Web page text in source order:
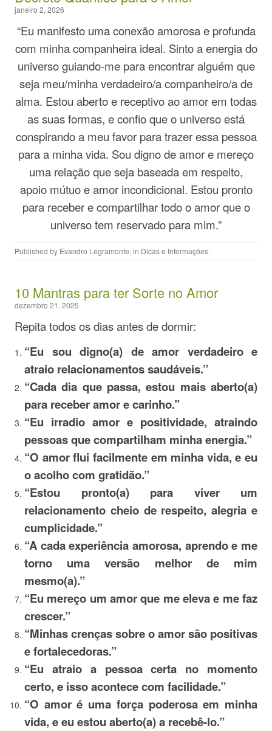
janeiro 2, 2026
“Eu manifesto uma conexão amorosa e profunda
com minha companheira ideal. Sinto a energia do
universo guiando-me para encontrar alguém que
seja meu/minha verdadeiro/a companheiro/a de
alma. Estou aberto e receptivo ao amor em todas
as suas formas, e confio que o universo está
conspirando a meu favor para trazer essa pessoa
para a minha vida. Sou digno de amor e mereço
uma relação que seja baseada em respeito,
apoio mútuo e amor incondicional. Estou pronto
para receber e compartilhar todo o amor que o
universo tem reservado para mim.”
Published by Evandro Legramonte, in Dicas e Informações.
10 Mantras para ter Sorte no Amor
dezembro 21, 2025
Repita todos os dias antes de dormir:
“Eu sou digno(a) de amor verdadeiro e
atraio relacionamentos saudáveis.”
“Cada dia que passa, estou mais aberto(a)
para receber amor e carinho.”
“Eu irradio amor e positividade, atraindo
pessoas que compartilham minha energia.”
“O amor flui facilmente em minha vida, e eu
o acolho com gratidão.”
“Estou pronto(a) para viver um
relacionamento cheio de respeito, alegria e
cumplicidade.”
“A cada experiência amorosa, aprendo e me
torno uma versão melhor de mim
mesmo(a).”
“Eu mereço um amor que me eleva e me faz
crescer.”
“Minhas crenças sobre o amor são positivas
e fortalecedoras.”
“Eu atraio a pessoa certa no momento
certo, e isso acontece com facilidade.”
“O amor é uma força poderosa em minha
vida, e eu estou aberto(a) a recebê-lo.”